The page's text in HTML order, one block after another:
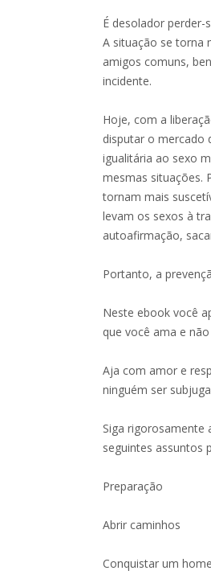
É desolador
A situação se torna
amigos comuns,
incidente.
Hoje, com a
disputar o mercado
igualitária ao sexo
mesmas situações.
tornam mais
levam os sexos à
autoafirmação,
Portanto, a
Neste ebook você
que você ama e
Aja com amor e
ninguém ser
Siga rigorosamente
seguintes assuntos
Preparação
Abrir caminhos
Conquistar um